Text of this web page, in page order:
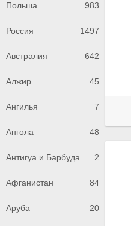
Польша 983
Россия 1497
Австралия 642
Алжир 45
Ангилья 7
Ангола 48
Антигуа и Барбуда 2
Афганистан 84
Аруба 20